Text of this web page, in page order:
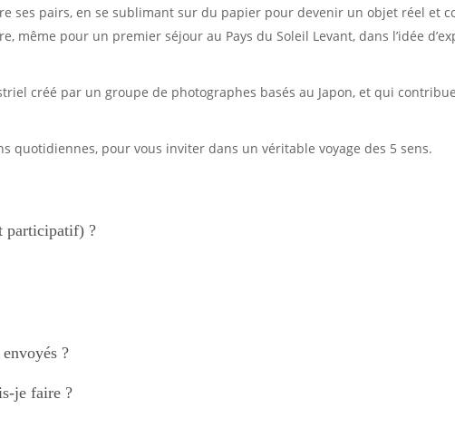
ses pairs, en se sublimant sur du papier pour devenir un objet réel et
même pour un premier séjour au Pays du Soleil Levant, dans l’idée
créé par un groupe de photographes basés au Japon, et qui
quotidiennes, pour vous inviter dans un véritable voyage des 5 sens.
participatif) ?
?
je faire ?